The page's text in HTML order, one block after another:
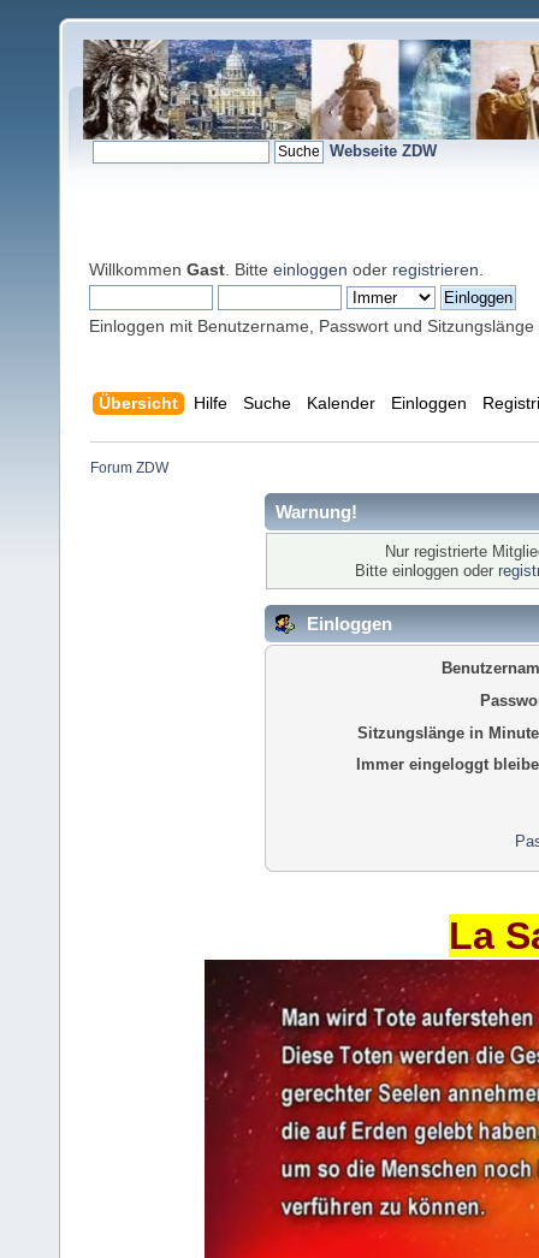
Webseite ZDW
Willkommen Gast . Bitte einloggen oder registrieren
Einloggen mit Benutzername, Passwort und Sitzungslänge
Übersicht Hilfe Suche Kalender Einloggen
Forum ZDW
Warnung!
Nur registrierte
Bitte einloggen oder
Einloggen
Sitzungslänge in
Immer eingeloggt
La